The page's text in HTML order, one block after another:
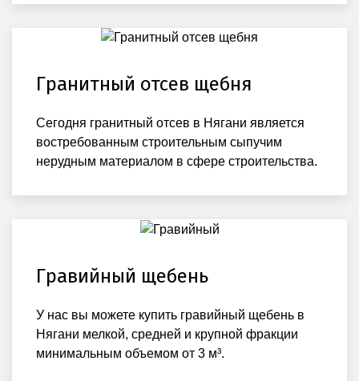
Гранитный отсев щебня
Сегодня гранитный отсев в Нягани является
востребованным строительным сыпучим
нерудным материалом в сфере строительства.
Гравийный щебень
У нас вы можете купить гравийный щебень в
Нягани мелкой, средней и крупной фракции
минимальным объемом от 3 м³.